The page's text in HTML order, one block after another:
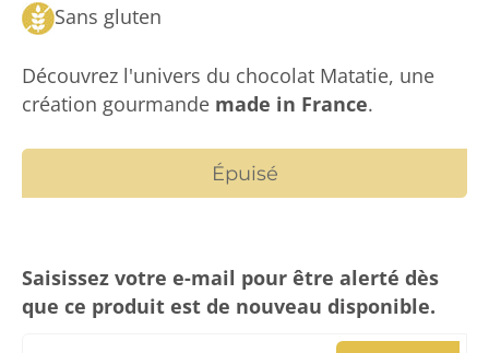
Sans gluten
Découvrez l'univers du chocolat Matatie, une
création gourmande made in France.
Épuisé
Saisissez votre e-mail pour être alerté dès
que ce produit est de nouveau disponible.